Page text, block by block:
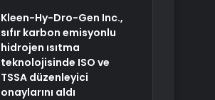
Kleen-Hy-Dro-Gen Inc.,
sıfır karbon emisyonlu
hidrojen ısıtma
teknolojisinde ISO ve
TSSA düzenleyici
onaylarını aldı